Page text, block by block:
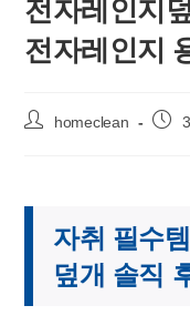
전자레인지
전자레인지
Post
homeclean
Post
자취 필수
덮개 솔직